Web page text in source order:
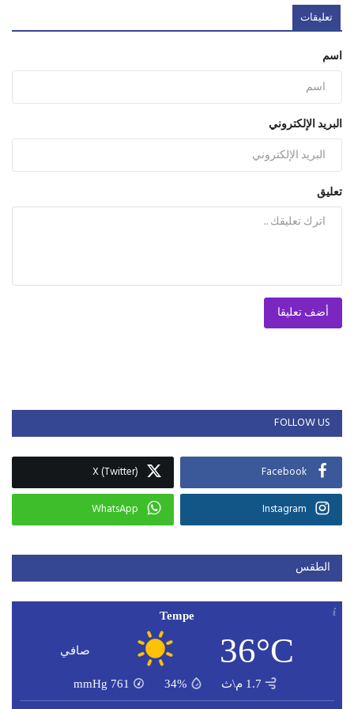
تعليقات
اسم
البريد الإلكتروني
تعليق
أضف تعليقا
FOLLOW US
Facebook
X (Twitter)
Instagram
WhatsApp
الطقس
Tempe
36°C صافي
1.7 م\ث 34%
761
mmHg